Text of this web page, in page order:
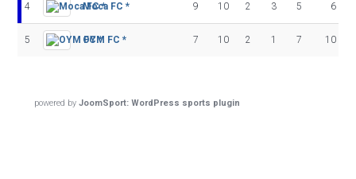
4 Moca FC * 9 10 2 3 5 6 - 9
5 OYM FC * 7 10 2 1 7 10 - 19
powered byJoomSport: WordPress sports plugin